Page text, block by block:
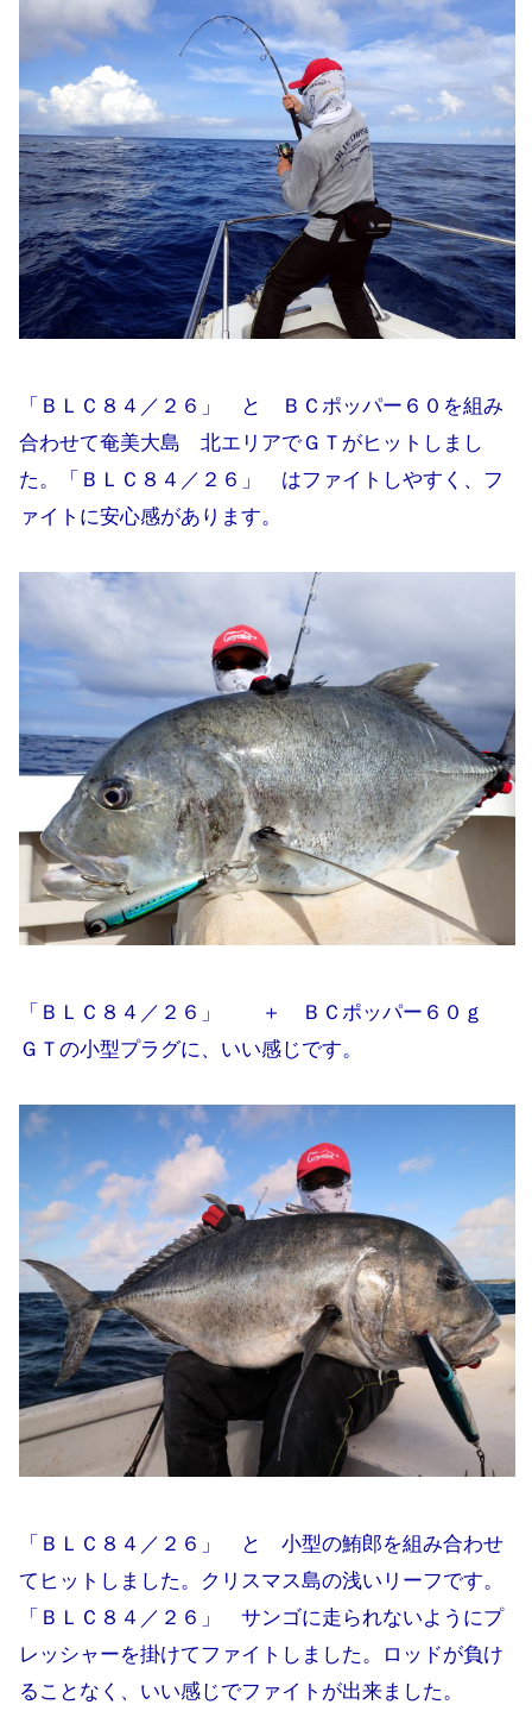
「ＢＬＣ８４／２６」 と ＢＣポッパー６０を組み
合わせて奄美大島 北エリアでＧＴがヒットしまし
た。「ＢＬＣ８４／２６」 はファイトしやすく、フ
ァイトに安心感があります。
「ＢＬＣ８４／２６」 ＋ ＢＣポッパー６０ｇ
ＧＴの小型プラグに、いい感じです。
「ＢＬＣ８４／２６」 と 小型の鮪郎を組み合わせ
てヒットしました。クリスマス島の浅いリーフです。
「ＢＬＣ８４／２６」 サンゴに走られないようにプ
レッシャーを掛けてファイトしました。ロッドが負け
ることなく、いい感じでファイトが出来ました。